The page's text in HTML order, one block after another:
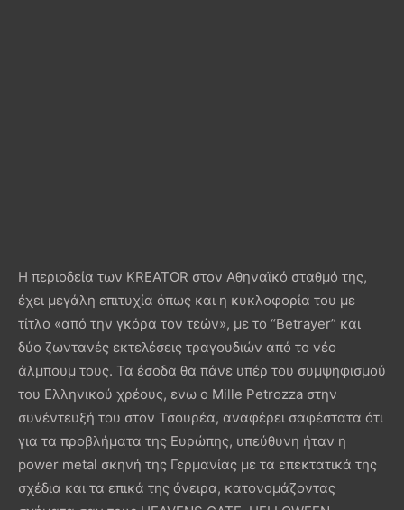
Η περιοδεία των KREATOR στον Αθηναϊκό σταθμό της,
έχει μεγάλη επιτυχία όπως και η κυκλοφορία του με
τίτλο «από την γκόρα τον τεών», με το “Betrayer” και
δύο ζωντανές εκτελέσεις τραγουδιών από το νέο
άλμπουμ τους. Τα έσοδα θα πάνε υπέρ του συμψηφισμού
του Ελληνικού χρέους, ενω ο Mille Petrozza στην
συνέντευξή του στον Τσουρέα, αναφέρει σαφέστατα ότι
για τα προβλήματα της Ευρώπης, υπεύθυνη ήταν η
power metal σκηνή της Γερμανίας με τα επεκτατικά της
σχέδια και τα επικά της όνειρα, κατονομάζοντας